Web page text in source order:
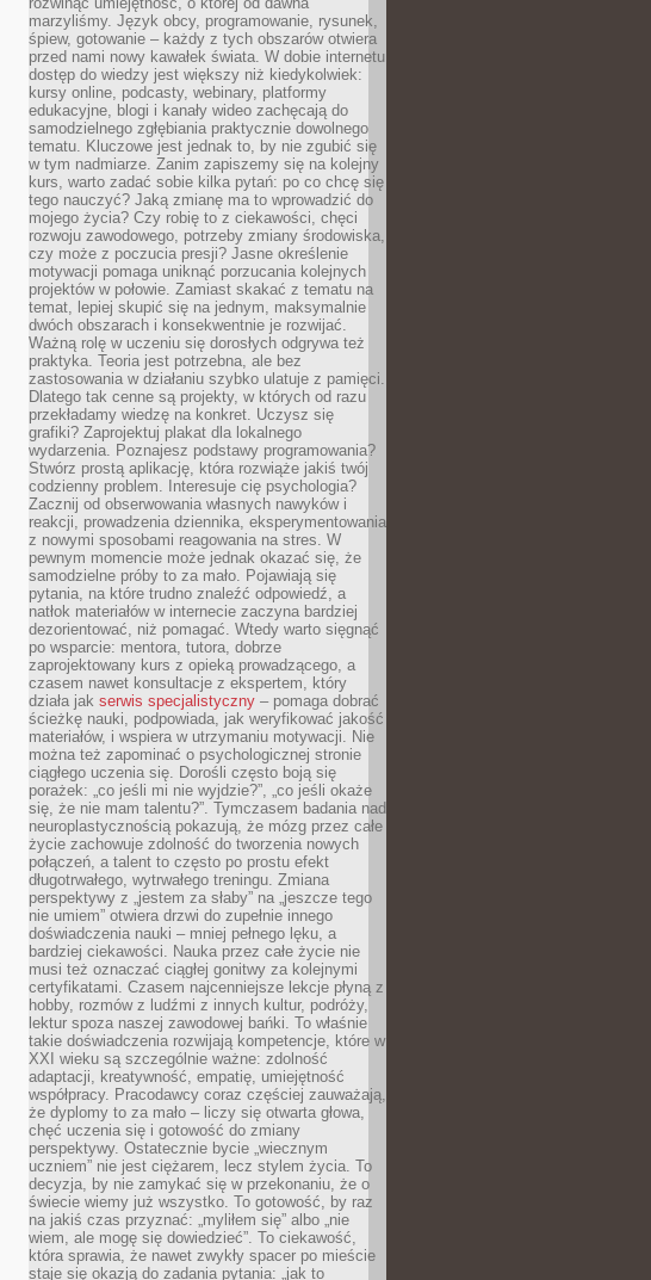
marzyliśmy. Język obcy, programowanie, rysunek,
śpiew, gotowanie – każdy z tych obszarów otwiera
przed nami nowy kawałek świata. W dobie internetu
dostęp do wiedzy jest większy niż kiedykolwiek:
kursy online, podcasty, webinary, platformy
edukacyjne, blogi i kanały wideo zachęcają do
samodzielnego zgłębiania praktycznie dowolnego
tematu. Kluczowe jest jednak to, by nie zgubić się
w tym nadmiarze. Zanim zapiszemy się na kolejny
kurs, warto zadać sobie kilka pytań: po co chcę się
tego nauczyć? Jaką zmianę ma to wprowadzić do
mojego życia? Czy robię to z ciekawości, chęci
rozwoju zawodowego, potrzeby zmiany środowiska,
czy może z poczucia presji? Jasne określenie
motywacji pomaga uniknąć porzucania kolejnych
projektów w połowie. Zamiast skakać z tematu na
temat, lepiej skupić się na jednym, maksymalnie
dwóch obszarach i konsekwentnie je rozwijać.
Ważną rolę w uczeniu się dorosłych odgrywa też
praktyka. Teoria jest potrzebna, ale bez
zastosowania w działaniu szybko ulatuje z pamięci.
Dlatego tak cenne są projekty, w których od razu
przekładamy wiedzę na konkret. Uczysz się
grafiki? Zaprojektuj plakat dla lokalnego
wydarzenia. Poznajesz podstawy programowania?
Stwórz prostą aplikację, która rozwiąże jakiś twój
codzienny problem. Interesuje cię psychologia?
Zacznij od obserwowania własnych nawyków i
reakcji, prowadzenia dziennika, eksperymentowania
z nowymi sposobami reagowania na stres. W
pewnym momencie może jednak okazać się, że
samodzielne próby to za mało. Pojawiają się
pytania, na które trudno znaleźć odpowiedź, a
natłok materiałów w internecie zaczyna bardziej
dezorientować, niż pomagać. Wtedy warto sięgnąć
po wsparcie: mentora, tutora, dobrze
zaprojektowany kurs z opieką prowadzącego, a
czasem nawet konsultacje z ekspertem, który
działa jak serwis specjalistyczny – pomaga dobrać
ścieżkę nauki, podpowiada, jak weryfikować jakość
materiałów, i wspiera w utrzymaniu motywacji. Nie
można też zapominać o psychologicznej stronie
ciągłego uczenia się. Dorośli często boją się
porażek: „co jeśli mi nie wyjdzie?”, „co jeśli okaże
się, że nie mam talentu?”. Tymczasem badania nad
neuroplastycznością pokazują, że mózg przez całe
życie zachowuje zdolność do tworzenia nowych
połączeń, a talent to często po prostu efekt
długotrwałego, wytrwałego treningu. Zmiana
perspektywy z „jestem za słaby” na „jeszcze tego
nie umiem” otwiera drzwi do zupełnie innego
doświadczenia nauki – mniej pełnego lęku, a
bardziej ciekawości. Nauka przez całe życie nie
musi też oznaczać ciągłej gonitwy za kolejnymi
certyfikatami. Czasem najcenniejsze lekcje płyną z
hobby, rozmów z ludźmi z innych kultur, podróży,
lektur spoza naszej zawodowej bańki. To właśnie
takie doświadczenia rozwijają kompetencje, które w
XXI wieku są szczególnie ważne: zdolność
adaptacji, kreatywność, empatię, umiejętność
współpracy. Pracodawcy coraz częściej zauważają,
że dyplomy to za mało – liczy się otwarta głowa,
chęć uczenia się i gotowość do zmiany
perspektywy. Ostatecznie bycie „wiecznym
uczniem” nie jest ciężarem, lecz stylem życia. To
decyzja, by nie zamykać się w przekonaniu, że o
świecie wiemy już wszystko. To gotowość, by raz
na jakiś czas przyznać: „myliłem się” albo „nie
wiem, ale mogę się dowiedzieć”. To ciekawość,
która sprawia, że nawet zwykły spacer po mieście
staje się okazją do zadania pytania: „jak to